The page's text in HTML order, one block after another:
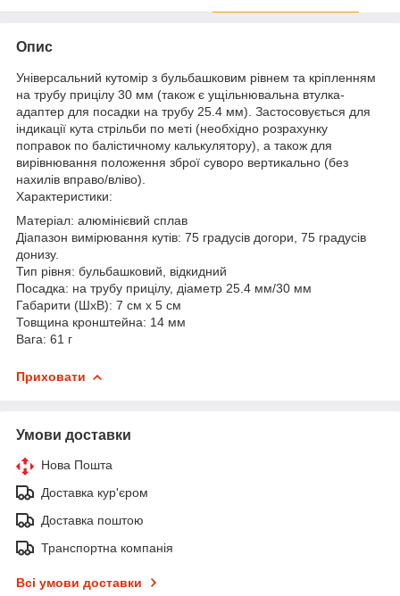
Опис
Універсальний кутомір з бульбашковим рівнем та кріпленням
на трубу прицілу 30 мм (також є ущільнювальна втулка-
адаптер для посадки на трубу 25.4 мм). Застосовується для
індикації кута стрільби по меті (необхідно розрахунку
поправок по балістичному калькулятору), а також для
вирівнювання положення зброї суворо вертикально (без
нахилів вправо/вліво).
Характеристики:
Матеріал: алюмінієвий сплав
Діапазон вимірювання кутів: 75 градусів догори, 75 градусів
донизу.
Тип рівня: бульбашковий, відкидний
Посадка: на трубу прицілу, діаметр 25.4 мм/30 мм
Габарити (ШхВ): 7 см х 5 см
Товщина кронштейна: 14 мм
Вага: 61 г
Приховати
Умови доставки
Нова Пошта
Доставка кур'єром
Доставка поштою
Транспортна компанія
Всі умови доставки